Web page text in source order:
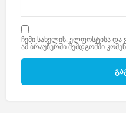
ჩემი სახელის. ელფოსტისა და
ამ ბრაუზერში შემდგომში